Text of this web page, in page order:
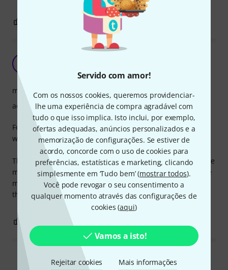
Servido com amor!
Com os nossos cookies, queremos providenciar-
lhe uma experiência de compra agradável com
tudo o que isso implica. Isto inclui, por exemplo,
ofertas adequadas, anúncios personalizados e a
memorização de configurações. Se estiver de
acordo, concorde com o uso de cookies para
preferências, estatísticas e marketing, clicando
simplesmente em ‘Tudo bem’ (mostrar todos).
Você pode revogar o seu consentimento a
qualquer momento através das configurações de
cookies (aqui)
Vamos a isto!
Rejeitar cookies Mais informações
REPORTAR A CRÍTICA
For the price for me is a 5. Already one year using it every
week and still is perfect condition.
Things that could be better that I think it would not increase
much the price of the product: 1 - have in the bottom some
metal rings to tie the cables; 2 - the height adjuster its not
the best
manuseio
acabamento
Ler todas as reviews